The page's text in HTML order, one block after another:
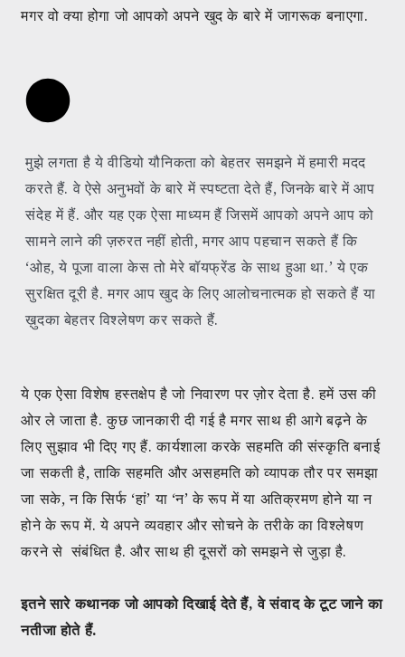
मगर वो क्या होगा जो आपको अपने खुद के बारे में जागरूक बनाएगा.
मुझे लगता है ये वीडियो यौनिकता को बेहतर समझने में हमारी मदद
करते हैं. वे ऐसे अनुभवों के बारे में स्पष्टता देते हैं, जिनके बारे में आप
संदेह में हैं. और यह एक ऐसा माध्यम हैं जिसमें आपको अपने आप को
सामने लाने की ज़रुरत नहीं होती, मगर आप पहचान सकते हैं कि
‘ओह, ये पूजा वाला केस तो मेरे बॉयफ्रेंड के साथ हुआ था.’ ये एक
सुरक्षित दूरी है. मगर आप खुद के लिए आलोचनात्मक हो सकते हैं या
ख़ुदका बेहतर विश्लेषण कर सकते हैं.
ये एक ऐसा विशेष हस्तक्षेप है जो निवारण पर ज़ोर देता है. हमें उस की
ओर ले जाता है. कुछ जानकारी दी गई है मगर साथ ही आगे बढ़ने के
लिए सुझाव भी दिए गए हैं. कार्यशाला करके सहमति की संस्कृति बनाई
जा सकती है, ताकि सहमति और असहमति को व्यापक तौर पर समझा
जा सके, न कि सिर्फ ‘हां’ या ‘न’ के रूप में या अतिक्रमण होने या न
होने के रूप में. ये अपने व्यवहार और सोचने के तरीके का विश्लेषण
करने से संबंधित है. और साथ ही दूसरों को समझने से जुड़ा है.
इतने सारे कथानक जो आपको दिखाई देते हैं, वे संवाद के टूट जाने का
नतीजा होते हैं.